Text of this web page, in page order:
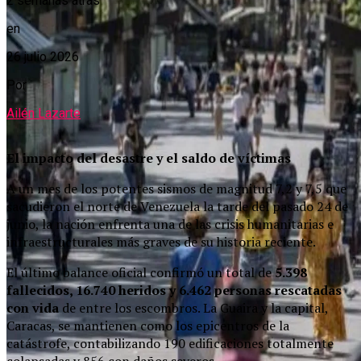
en
26 julio 2026
Por
Ailén Lazarte
El impacto del desastre y el saldo de víctimas
A un mes de los potentes sismos de magnitud 7,2 y 7,5 que
sacudieron el norte de Venezuela la tarde del pasado 24 de
junio, la nación enfrenta una de las crisis humanitarias e
infraestructurales más graves de su historia reciente.
El último balance oficial confirmó un total de5.398
fallecidos, 16.740 heridos y 6.462 personas rescatadas
con vida de entre los escombros. La Guaira y la capital,
Caracas, se mantienen como los epicentros de la
catástrofe, contabilizando 190 edificaciones totalmente